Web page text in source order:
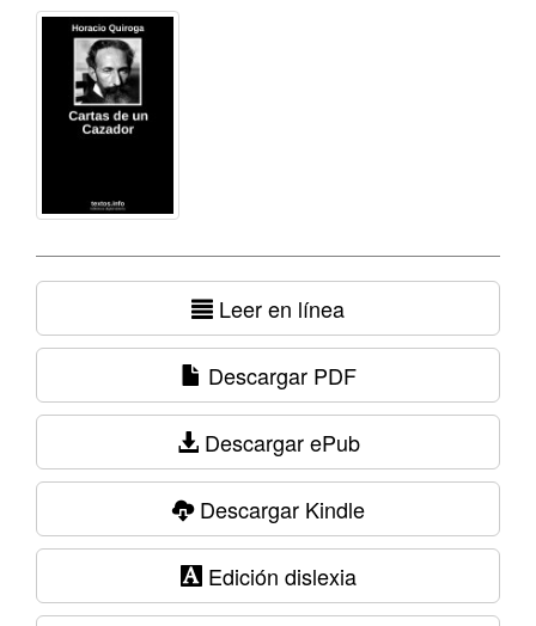
Leer en línea
Descargar PDF
Descargar ePub
Descargar Kindle
Edición dislexia